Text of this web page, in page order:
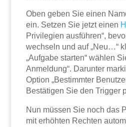
Oben geben Sie einen
ein. Setzen Sie jetzt einen
Privilegien ausführen“,
wechseln und auf „Neu…“
„Aufgabe starten“ wählen
Anmeldung“. Darunter
Option „Bestimmter
Bestätigen Sie den Trigger
Nun müssen Sie noch das
mit erhöhten Rechten